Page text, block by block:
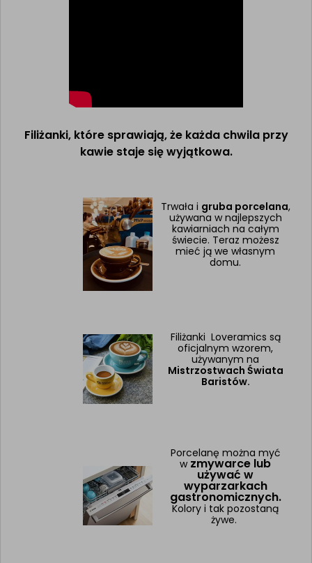
Filiżanki, które sprawiają, że każda chwila przy
kawie staje się wyjątkowa.
Trwała i gruba porcelana,
używana w najlepszych
kawiarniach na całym
świecie. Teraz możesz
mieć ją we własnym
domu.
Filiżanki Loveramics są
oficjalnym wzorem,
używanym na
Mistrzostwach Świata
Baristów.
Porcelanę można myć
w zmywarce lub
używać w
wyparzarkach
gastronomicznych.
Kolory i tak pozostaną
żywe.